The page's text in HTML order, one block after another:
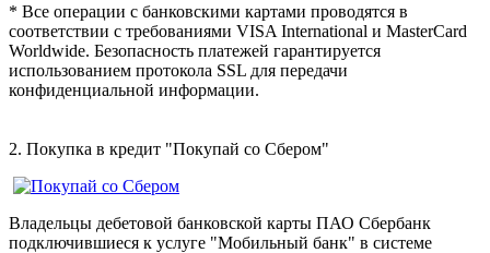
* Все операции с банковскими картами проводятся в
соответствии с требованиями VISA International и MasterCard
Worldwide. Безопасность платежей гарантируется
использованием протокола SSL для передачи
конфиденциальной информации.
2. Покупка в кредит "Покупай со Сбером"
Владельцы дебетовой банковской карты ПАО Сбербанк
подключившиеся к услуге "Мобильный банк" в системе